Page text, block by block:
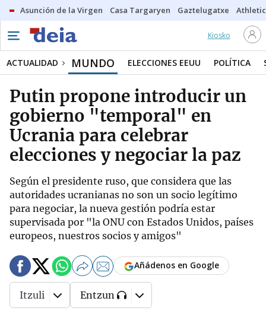
Asunción de la Virgen Casa Targaryen Gaztelugatxe Athletic
Kiosko
ACTUALIDAD MUNDO ELECCIONES EEUU POLÍTICA
Putin propone introducir un
gobierno "temporal" en
Ucrania para celebrar
elecciones y negociar la paz
Según el presidente ruso, que considera que las
autoridades ucranianas no son un socio legítimo
para negociar, la nueva gestión podría estar
supervisada por "la ONU con Estados Unidos, países
europeos, nuestros socios y amigos"
Añádenos en Google
Itzuli Entzun